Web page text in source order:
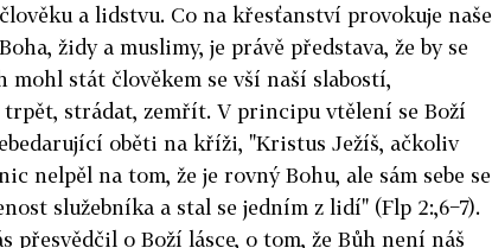
a lidstvu. Co na křesťanství provokuje naše
židy a muslimy, je právě představa, že by se
stát člověkem se vší naší slabostí,
strádat, zemřít. V principu vtělení se Boží
oběti na kříži, "Kristus Ježíš, ačkoliv
nelpěl na tom, že je rovný Bohu, ale sám sebe se
služebníka a stal se jedním z lidí" (Flp 2:,6−7).
přesvědčil o Boží lásce, o tom, že Bůh není náš